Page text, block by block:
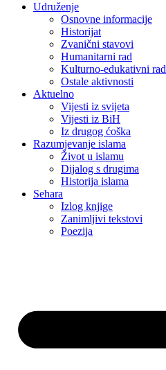
Udruženje
Osnovne informacije
Historijat
Zvanični stavovi
Humanitarni rad
Kulturno-edukativni rad
Ostale aktivnosti
Aktuelno
Vijesti iz svijeta
Vijesti iz BiH
Iz drugog ćoška
Razumjevanje islama
Život u islamu
Dijalog s drugima
Historija islama
Sehara
Izlog knjige
Zanimljivi tekstovi
Poezija